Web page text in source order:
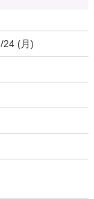
24 (月)